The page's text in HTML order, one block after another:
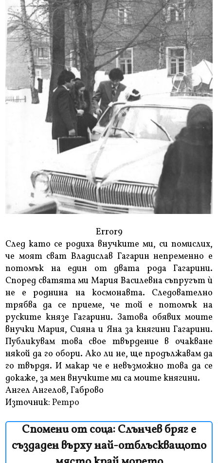
Error9
След като се родиха внучките ми, си помислих,
че моят сват Владислав Гагарин непременно е
потомък на един от двата рода Гагарини.
Според сватята ми Мария Василевна съпругът ѝ
не е роднина на космонавта. Следователно
трябва да се приеме, че той е потомък на
руските князе Гагарини. Затова обявих моите
внучки Мария, Сияна и Яна за княгини Гагарини.
Публикувам това свое твърдение в очакване
някой да го обори. Ако ли не, ще продължавам да
го твърдя. И макар че е невъзможно това да се
докаже, за мен внучките ми са моите княгини.
Ангел Ангелов, Габрово
Източник: Ретро
Спомени от соца: Слънчев бряг е
създаден върху най-отблъскващото